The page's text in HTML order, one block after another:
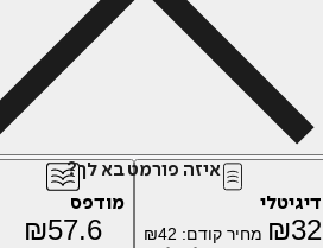
איזה פורמט בא לך?
דיגיטלי
₪32 מחיר קודם: ₪42
מודפס
₪57.6